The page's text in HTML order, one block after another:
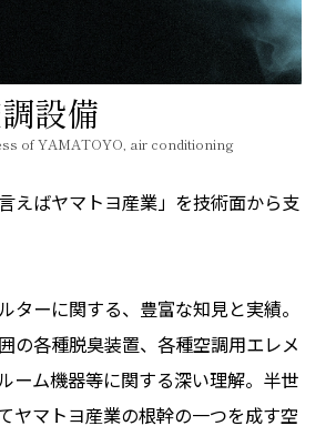
設備
of YAMATOYO, air conditioning
えばヤマトヨ産業」を技術面から支
ターに関する、豊富な知見と実績。
の各種脱臭装置、各種空調用エレメ
ーム機器等に関する深い理解。半世
ヤマトヨ産業の根幹の一つを成す空